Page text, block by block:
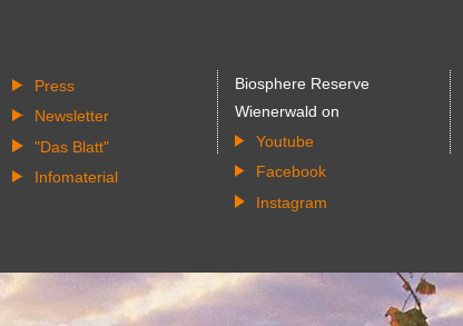
Press
Newsletter
"Das Blatt"
Infomaterial
Biosphere Reserve
Wienerwald on
Youtube
Facebook
Instagram